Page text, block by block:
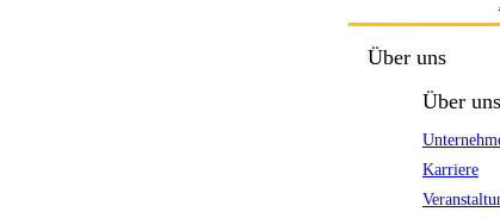
Über uns
Über uns
Karriere